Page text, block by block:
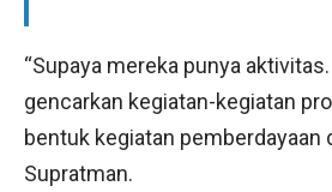
“Supaya mereka punya
gencarkan kegiatan-kegiatan
bentuk kegiatan pemberdayaan
Supratman.